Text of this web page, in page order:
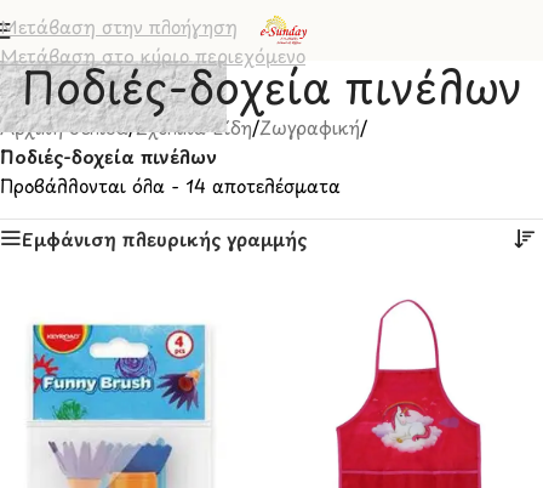
Μετάβαση στην πλοήγηση
Μετάβαση στο κύριο περιεχόμενο
Ποδιές-δοχεία πινέλων
Αρχική σελίδα/Σχολικά Είδη/Ζωγραφική/
Ποδιές-δοχεία πινέλων
Προβάλλονται όλα - 14 αποτελέσματα
Εμφάνιση πλευρικής γραμμής